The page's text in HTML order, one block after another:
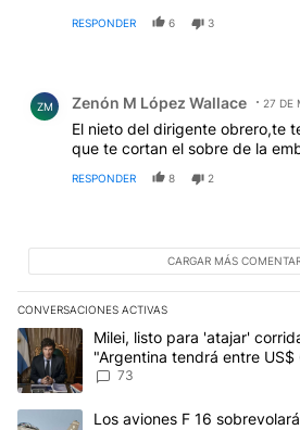
Feinmann cambió de patrón
retrógrado al servicio del
que le ha quedado ese rencor
enfrenta por gonca. El facho
llora.
RESPONDER 6 3
ZM Zenón M López Wallace 27 DE
El nieto del dirigente obrero,te
que te cortan el sobre de la
RESPONDER 8 2
CARGAR MÁS
CONVERSACIONES ACTIVAS
Este listado muestra los artículos con
Un artículo de tendencia con el título
Milei, listo para 'atajar'
"Argentina tendrá entre
73
Un artículo de tendencia con el título
Los aviones F 16